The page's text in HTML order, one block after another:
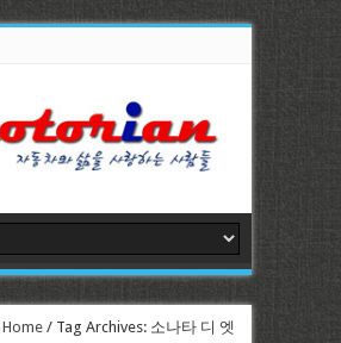
Home/ Tag Archives: 소나타 디 엣